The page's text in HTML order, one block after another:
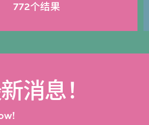
772个结果
消息！